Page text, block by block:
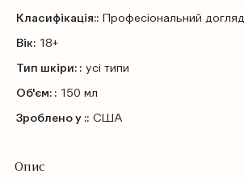
Класифікація:: Профеcіональний догляд
Вік: 18+
Тип шкіри: : усі типи
Об'єм: : 150 мл
Зроблено у :: США
Опис